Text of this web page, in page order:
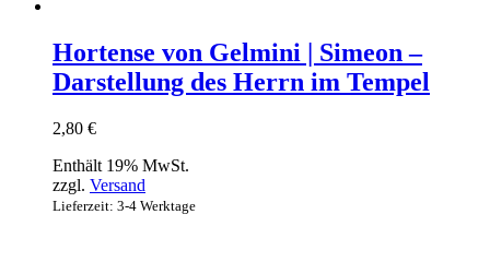
Hortense von Gelmini | Simeon –
Darstellung des Herrn im Tempel
2,80 €
Enthält 19% MwSt.
zzgl. Versand
Lieferzeit: 3-4 Werktage